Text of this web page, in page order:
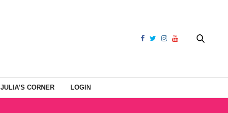
JULIA’S CORNER LOGIN